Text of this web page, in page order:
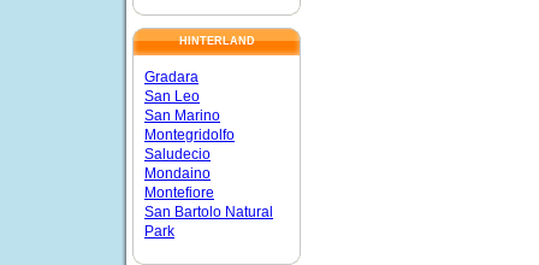
HINTERLAND
Gradara
San Leo
San Marino
Montegridolfo
Saludecio
Mondaino
Montefiore
San Bartolo Natural
Park